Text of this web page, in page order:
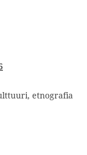
etnografia